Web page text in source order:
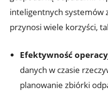
inteligentnych systemów
przynosi wiele korzyści,
Efektywność
danych w czasie
planowanie zbiórki